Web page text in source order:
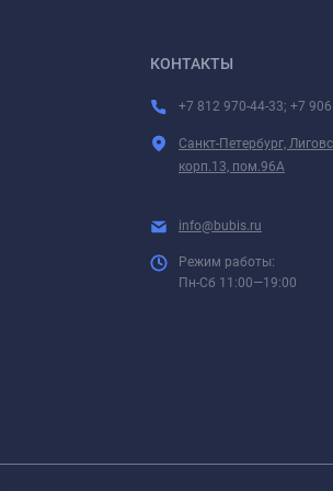
КОНТАКТЫ
+7 812 970-44-33; +7
Санкт-Петербург,
корп.13, пом.96А
info@bubis.ru
Режим работы:
Пн-Сб 11:00—19:00